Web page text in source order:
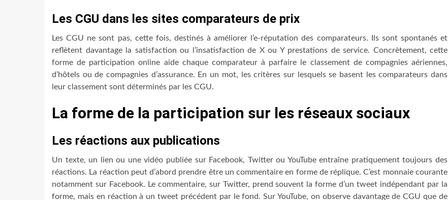
Les CGU dans les sites comparateurs de prix
Les CGU ne sont pas, cette fois, destinés à améliorer l’e-réputation des comparateurs. Ils sont spontanés et
reflètent davantage la satisfaction ou l’insatisfaction de X ou Y prestations de service. Concrètement, cette
forme de participation online aide chaque comparateur à parfaire le classement de compagnies aériennes,
d’hôtels ou de compagnies d’assurance. En un mot, les critères sur lesquels se basent les comparateurs dans
leur classement sont déterminés par les CGU.
La forme de la participation sur les réseaux sociaux
Les réactions aux publications
Un texte, un lien ou une vidéo publiée sur Facebook, Twitter ou YouTube entraîne pratiquement toujours des
réactions. La réaction peut d’abord prendre être un commentaire en forme de réplique. C’est monnaie courante
notamment sur Facebook. Le commentaire, sur Twitter, prend souvent la forme d’un tweet indépendant par la
forme, mais en réaction à un tweet précédent par le fond. Sur YouTube, on observe davantage de CGU que de